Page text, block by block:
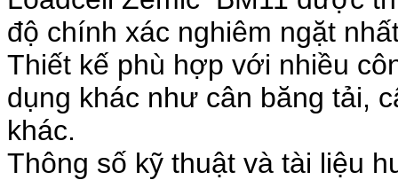
độ chính xác nghiêm ngặt
Thiết kế phù hợp với nhiều
dụng khác như cân băng tải,
khác.
Thông số kỹ thuật và tài liệu